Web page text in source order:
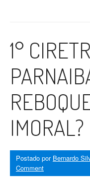
1°
IMORAL?
Postado por Bernardo
Comment